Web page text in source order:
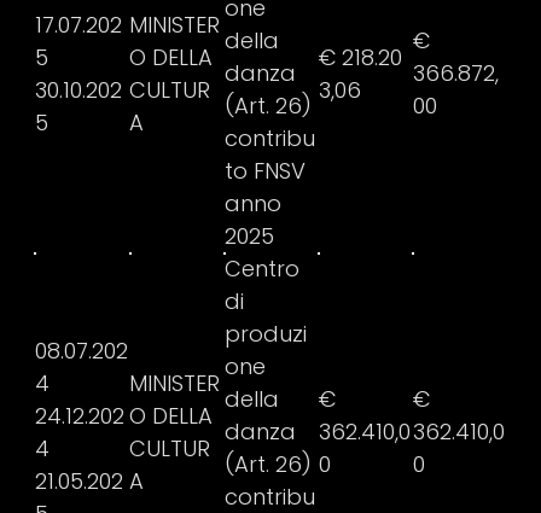
17.07.202
5
30.10.202
5
MINISTER
O DELLA
CULTUR
A
one
della
danza
(Art. 26)
contribu
to FNSV
anno
2025
€ 218.20
3,06
€
366.872,
00
08.07.202
4
24.12.202
4
21.05.202
MINISTER
O DELLA
CULTUR
A
Centro
di
produzi
one
della
danza
(Art. 26)
contribu
€
362.410,0
0
€
362.410,0
0